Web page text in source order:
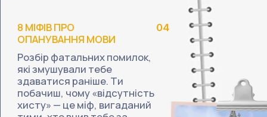
шлях на найближчі 3 місяці:
повного нерозуміння до
впевнених перших діалогів.
Зареєструватися безкоштовно